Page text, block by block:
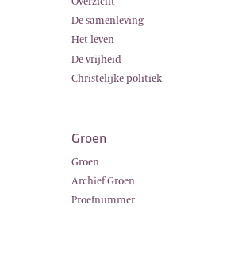
De samenleving
Het leven
De vrijheid
Christelijke politiek
Groen
Groen
Archief Groen
Proefnummer